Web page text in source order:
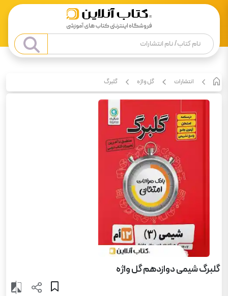
انتشارات گل واژه گلبرگ
گلبرگ شیمی دوازدهم گل واژه